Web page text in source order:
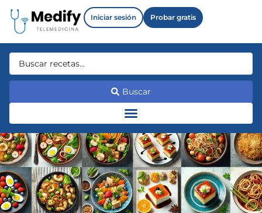
Iniciar sesión Probar gratis
Buscar